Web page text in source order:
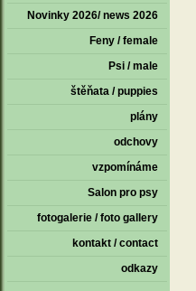
Novinky 2026/ news 2026
Feny / female
Psi / male
štěňata / puppies
plány
odchovy
vzpomínáme
Salon pro psy
fotogalerie / foto gallery
kontakt / contact
odkazy